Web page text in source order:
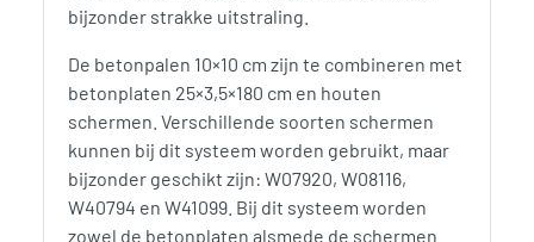
bijzonder strakke uitstraling.
De betonpalen 10×10 cm zijn te combineren met
betonplaten 25×3,5×180 cm en houten
schermen. Verschillende soorten schermen
kunnen bij dit systeem worden gebruikt, maar
bijzonder geschikt zijn: W07920, W08116,
W40794 en W41099. Bij dit systeem worden
zowel de betonplaten alsmede de schermen